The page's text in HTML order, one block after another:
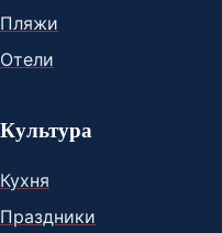
Пляжи
Отели
Культура
Кухня
Праздники